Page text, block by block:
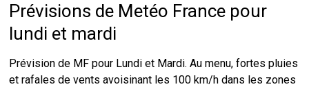
Prévisions de Metéo France pour
lundi et mardi
Prévision de MF pour Lundi et Mardi. Au menu, fortes pluies
et rafales de vents avoisinant les 100 km/h dans les zones